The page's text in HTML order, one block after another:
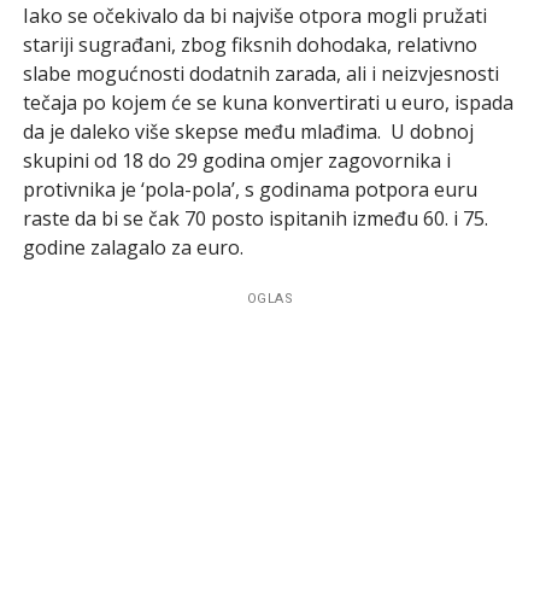
Iako se očekivalo da bi najviše otpora mogli pružati
stariji sugrađani, zbog fiksnih dohodaka, relativno
slabe mogućnosti dodatnih zarada, ali i neizvjesnosti
tečaja po kojem će se kuna konvertirati u euro, ispada
da je daleko više skepse među mlađima. U dobnoj
skupini od 18 do 29 godina omjer zagovornika i
protivnika je ‘pola-pola’, s godinama potpora euru
raste da bi se čak 70 posto ispitanih između 60. i 75.
godine zalagalo za euro.
OGLAS